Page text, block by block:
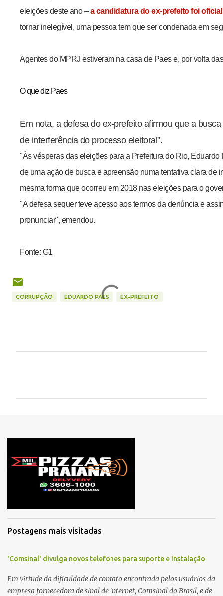
eleições deste ano –a candidatura do ex-prefeito foi
tornar inelegível, uma pessoa tem que ser condenada em
Agentes do MPRJ estiveram na casa de Paes e, por volta
O que diz Paes
Em nota, a defesa do ex-prefeito afirmou que a
de interferência do processo eleitoral".
"Às vésperas das eleições para a Prefeitura do Rio,
de uma ação de busca e apreensão numa tentativa clara de
mesma forma que ocorreu em 2018 nas eleições para o
"A defesa sequer teve acesso aos termos da denúncia e
pronunciar", emendou.
Fonte: G1
CORRUPÇÃO EDUARDO PAES EX-PREFEITO
t
r
s
Postagens mais visitadas
'Comsinal' divulga novos telefones para suporte e instalação
Em virtude da dificuldade de contato encontrada pelos usuários da
empresa fornecedora de sinal de internet, Comsinal do Brasil, e de